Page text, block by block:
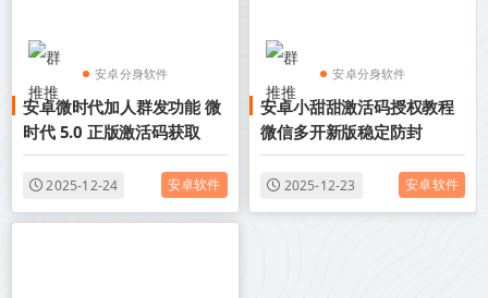
安卓分身软件
安卓微信多开分身
安卓微时代加人群发功能 微
时代 5.0 正版激活码获取
2025-12-24 安卓软件
安卓分身软件
安卓微信多开分身
安卓小甜甜激活码授权教程
微信多开新版稳定防封
2025-12-23 安卓软件